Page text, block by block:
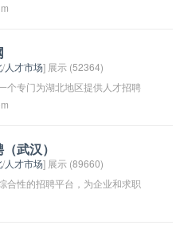
络平台。通过这个网站，企业可
会，投递简历并寻找适合自己的
人才网为企业和求职者提供了一
接的平台，有助于促进人才资源
/人才市场] 展示 (52364)
个专门为湖北地区提供人才招聘
业网站。该网站帮助企业和求职
可以发布招聘信息，筛选简历，
；求职者可以浏览最新的职位信
找到理想的工作机会。湖北人才
业和个人实现双赢，促进湖北地
武汉）
/人才市场] 展示 (89660)
合性的招聘平台，为企业和求职
和求职服务。在武汉地区，赶集